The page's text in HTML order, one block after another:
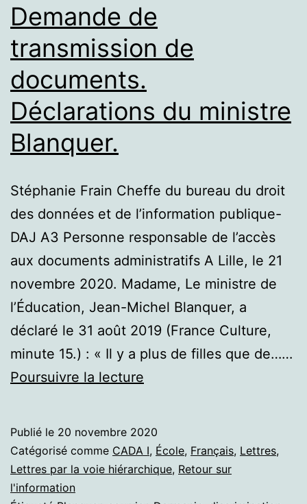
Demande de
transmission de
documents.
Déclarations du ministre
Blanquer.
Stéphanie Frain Cheffe du bureau du droit
des données et de l’information publique-
DAJ A3 Personne responsable de l’accès
aux documents administratifs A Lille, le 21
novembre 2020. Madame, Le ministre de
l’Éducation, Jean-Michel Blanquer, a
déclaré le 31 août 2019 (France Culture,
minute 15.) : « Il y a plus de filles que de……
Poursuivre la lecture
de
documents.
Publié le 20 novembre 2020
Catégorisé comme CADA I, École, Français, Lettres,
Lettres par la voie hiérarchique, Retour sur
l'information